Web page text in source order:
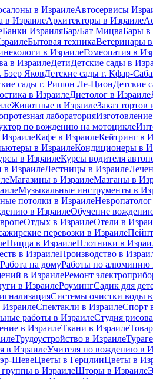
в ИзраилеАвтосервисы
в ИзраилеАрхитекторы в Израиле
Банки ИзраиляБар/Бат МицваБары в
Бытовая техникаВетеринары
в ИзраилеГомеопатия в
в ИзраилеДетиДетские сады в
Бэер ЯковДетские сады г. Кфар-Саба
сады г. Ришон Ле-ЦионДетские
в ИзраилеДиетолог в Израиле
Животные в ИзраилеЗаказ тортов
лаборатория
по вождению на мотоцикле
Кафе в ИзраилеКейтринг в
в ИзраилеКондиционеры в
в ИзраилеКурсы водителя
ИзраилеЛестницы в Израиле
Магазины в ИзраилеМазганы в
Музыкальные инструменты в
потолки в Израиле
в ИзраилеОбучение
Отдых в ИзраилеОтели в
перевозки в Израиле
Пицца в ИзраилеПлотники в
в ИзраилеПроизводство в
Работа на домуРаботы по алюминию
в ИзраилеРемонт
в ИзраилеРоумингСадик для
Системы очистки воды
Спектакли в ИзраилеСпорт
работы в ИзраилеСтудия
в ИзраилеТкани в Израиле
Трудоустройство в Израиле
в ИзраилеУчителя по вождению в
ШевеЦветы в ГерцлииЦветы в
в ИзраилеШторы в Израиле